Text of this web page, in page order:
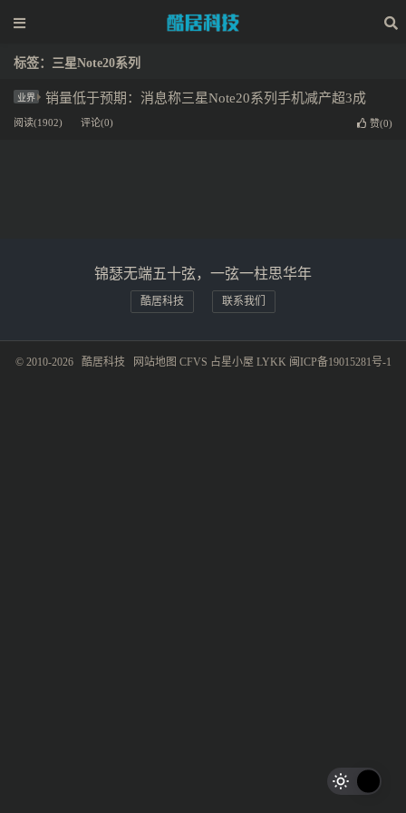
标签：三星Note20系列
业界 销量低于预期：消息称三星Note20系列手机减产超3成
阅读(1902) 评论(0) 赞(0)
锦瑟无端五十弦，一弦一柱思华年
酷居科技 联系我们
© 2010-2026 酷居科技 网站地图 CFVS 占星小屋 LYKK 闽ICP备19015281号-1